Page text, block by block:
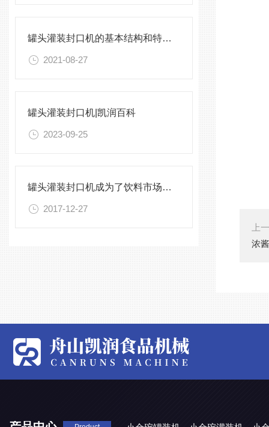
罐头灌装封口机的基本结构和特点介绍
2021-08-27
罐头灌装封口机|凯润百科
2023-09-25
罐头灌装封口机成为了饮料市场的主角
2017-12-27
上
浓